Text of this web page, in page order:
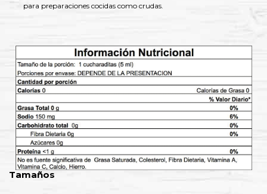
para preparaciones cocidas como crudas.
Tamaños